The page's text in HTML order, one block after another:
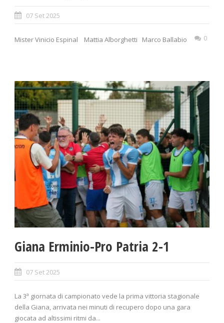
07 Set 2025
Mister Vinicio Espinal Mattia Alborghetti Marco Ballabio 0
Giana Erminio-Pro Patria 2-1
07 Set 2025
La 3ª giornata di campionato vede la prima vittoria stagionale
della Giana, arrivata nei minuti di recupero dopo una gara
giocata ad altissimi ritmi da...